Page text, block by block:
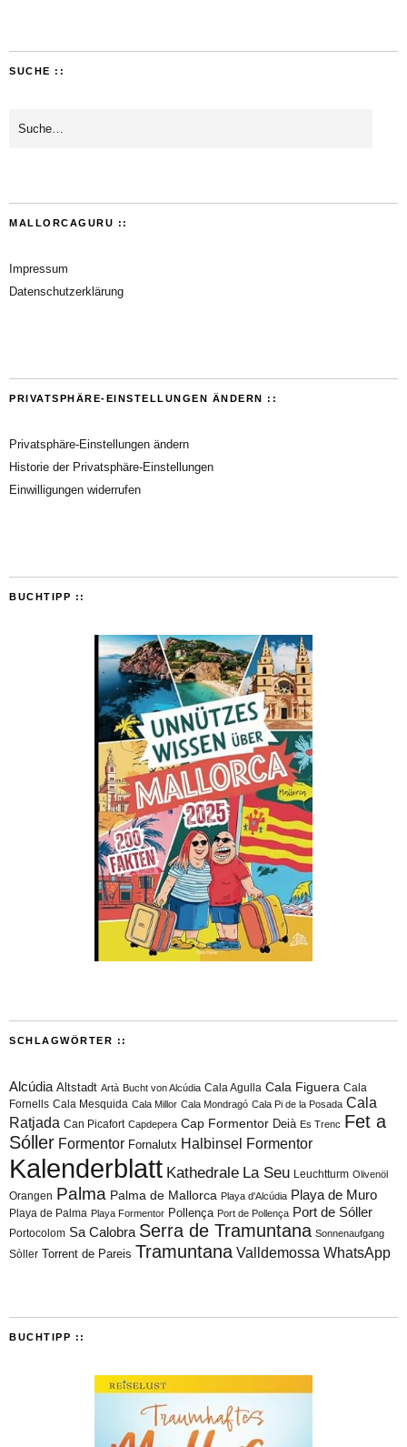
SUCHE ::
MALLORCAGURU ::
Impressum
Datenschutzerklärung
PRIVATSPHÄRE-EINSTELLUNGEN ÄNDERN ::
Privatsphäre-Einstellungen ändern
Historie der Privatsphäre-Einstellungen
Einwilligungen widerrufen
BUCHTIPP ::
SCHLAGWÖRTER ::
Alcúdia Altstadt Artà Bucht von Alcúdia Cala Agulla Cala Figuera Cala
Fornells Cala Mesquida Cala Millor Cala Mondragó Cala Pi de la Posada Cala
Ratjada Can Picafort Capdepera Cap Formentor Deià Es Trenc Fet a
Sóller Formentor Fornalutx Halbinsel Formentor
Kalenderblatt Kathedrale La Seu Leuchtturm Olivenöl
Orangen Palma Palma de Mallorca Playa d'Alcúdia Playa de Muro
Playa de Palma Playa Formentor Pollença Port de Pollença Port de Sóller
Portocolom Sa Calobra Serra de Tramuntana Sonnenaufgang
Sòller Torrent de Pareis Tramuntana Valldemossa WhatsApp
BUCHTIPP ::